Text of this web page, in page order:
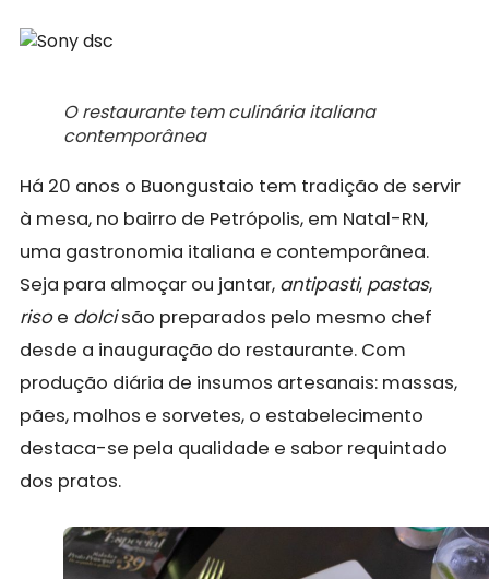
O restaurante tem culinária italiana
contemporânea
Há 20 anos o Buongustaio tem tradição de servir
à mesa, no bairro de Petrópolis, em Natal-RN,
uma gastronomia italiana e contemporânea.
Seja para almoçar ou jantar, antipasti, pastas,
risoe dolcisão preparados pelo mesmo chef
desde a inauguração do restaurante. Com
produção diária de insumos artesanais: massas,
pães, molhos e sorvetes, o estabelecimento
destaca-se pela qualidade e sabor requintado
dos pratos.